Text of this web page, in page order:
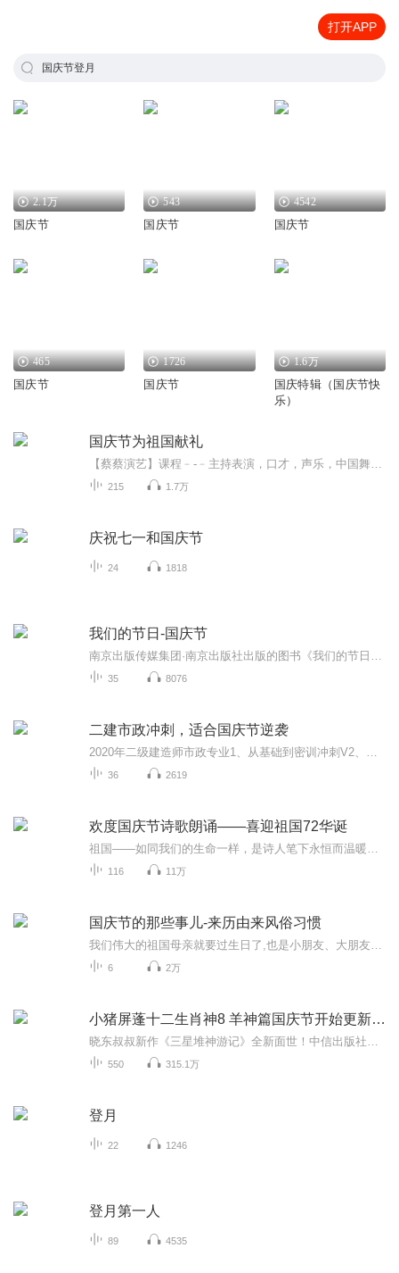
打开APP
国庆节登月
2.1万
国庆节
543
国庆节
4542
国庆节
465
国庆节
1726
国庆节
1.6万
国庆特辑（国庆节快
乐）
国庆节为祖国献礼
215 1.7万
庆祝七一和国庆节
24 1818
我们的节日-国庆节
35 8076
二建市政冲刺，适合国庆节逆袭
36 2619
欢度国庆节诗歌朗诵——喜迎祖国72华诞
116 11万
国庆节的那些事儿-来历由来风俗习惯
6 2万
小猪屏蓬十二生肖神8 羊神篇国庆节开始更新啦！
550 315.1万
登月
22 1246
登月第一人
89 4535